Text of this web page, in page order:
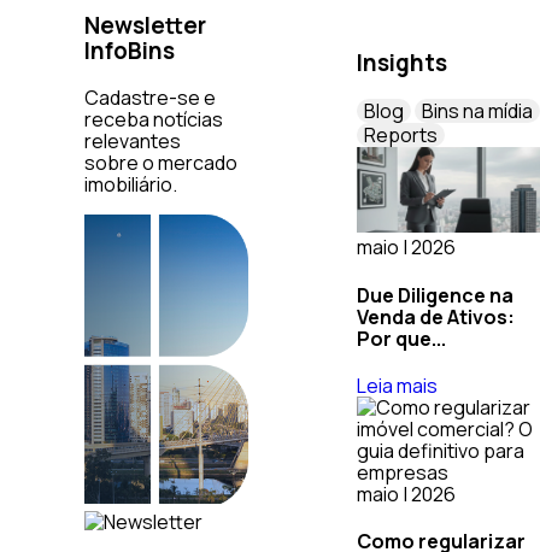
Newsletter
InfoBins
Cadastre-se e
receba notícias
relevantes
sobre o mercado
imobiliário.
Insights
Blog
Bins na mídia
Reports
maio | 2026
Due Diligence na
Venda de Ativos:
Por que...
Leia mais
maio | 2026
Como regularizar